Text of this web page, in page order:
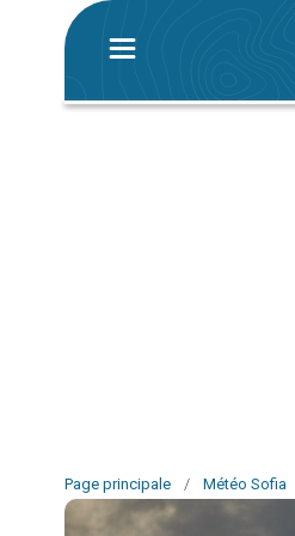
Page principale / Météo Sofia